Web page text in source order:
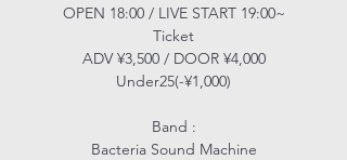
OPEN 18:00 / LIVE START 19:00~
Ticket
ADV ¥3,500 / DOOR ¥4,000
Under25(-¥1,000)
Band :
Bacteria Sound Machine